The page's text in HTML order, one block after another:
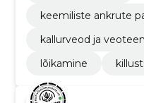
keemiliste ankrute
kallurveod ja
lõikamine